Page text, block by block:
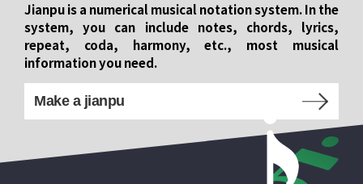
Jianpu is a numerical musical notation system. In the
system, you can include notes, chords, lyrics,
repeat, coda, harmony, etc., most musical
information you need.
Make a jianpu